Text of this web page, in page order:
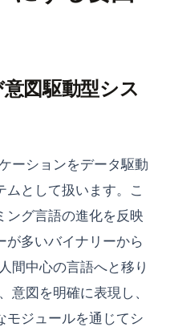
図駆動型シス
ーションをデータ駆動
として扱います。こ
ング言語の進化を反映
が多いバイナリーから
間中心の言語へと移り
意図を明確に表現し、
モジュールを通じてシ